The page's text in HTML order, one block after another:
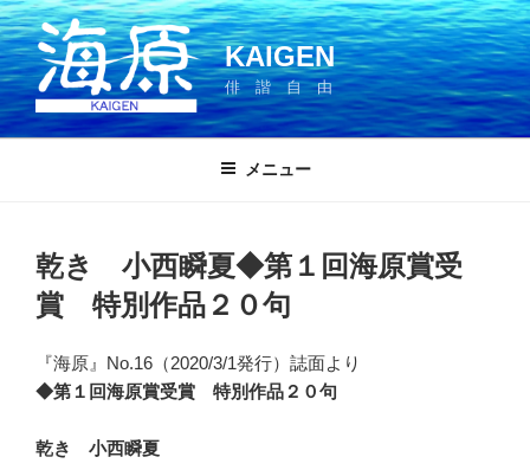
コ
ン
テ
ン
ツ
KAIGEN
俳 諧 自 由
メニュー
乾き 小西瞬夏◆第１回海原賞受
賞 特別作品２０句
『海原』No.16（2020/3/1発行）誌面より
◆第１回海原賞受賞
特別作品２０句
乾き 小西瞬夏